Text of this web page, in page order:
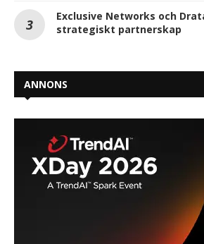
Exclusive Networks och
strategiskt partnerskap
ANNONS